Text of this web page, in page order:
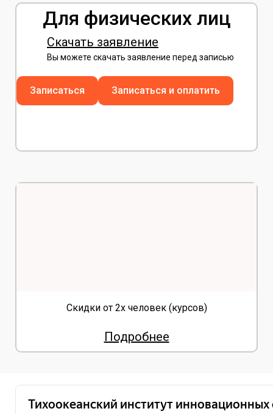
Для физических лиц
Скачать заявление
Вы можете скачать заявление перед записью
Записаться Записаться и оплатить
Скидки от 2х человек (курсов)
Подробнее